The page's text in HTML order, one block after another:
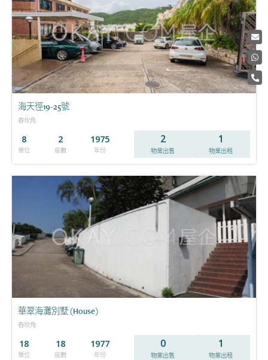
海天徑19-25號
舂坎角
8
單位
2
座數
1975
年份
2
物業出售
1
物業出租
華翠海灘別墅 (House)
舂坎角
18
單位
18
座數
1977
年份
0
物業出售
1
物業出租